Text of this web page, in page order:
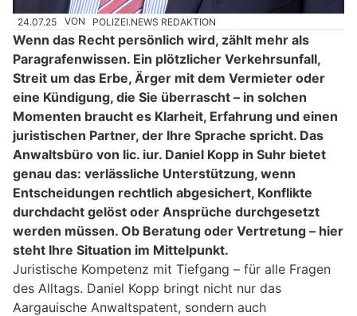
24.07.25 VON POLIZEI.NEWS REDAKTION
Wenn das Recht persönlich wird, zählt mehr als
Paragrafenwissen. Ein plötzlicher Verkehrsunfall,
Streit um das Erbe, Ärger mit dem Vermieter oder
eine Kündigung, die Sie überrascht – in solchen
Momenten braucht es Klarheit, Erfahrung und einen
juristischen Partner, der Ihre Sprache spricht. Das
Anwaltsbüro von lic. iur. Daniel Kopp in Suhr bietet
genau das: verlässliche Unterstützung, wenn
Entscheidungen rechtlich abgesichert, Konflikte
durchdacht gelöst oder Ansprüche durchgesetzt
werden müssen. Ob Beratung oder Vertretung – hier
steht Ihre Situation im Mittelpunkt.
Juristische Kompetenz mit Tiefgang – für alle Fragen
des Alltags. Daniel Kopp bringt nicht nur das
Aargauische Anwaltspatent, sondern auch